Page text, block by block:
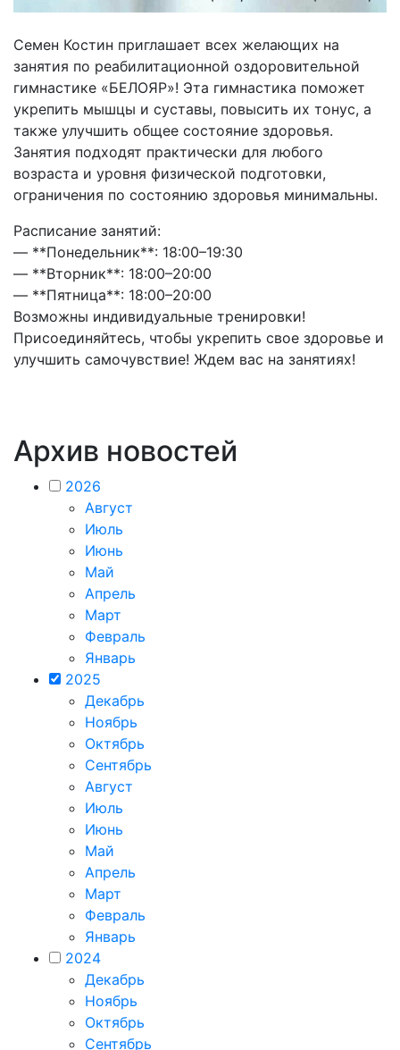
Семен Костин приглашает всех желающих на
занятия по реабилитационной оздоровительной
гимнастике «БЕЛОЯР»! Эта гимнастика поможет
укрепить мышцы и суставы, повысить их тонус, а
также улучшить общее состояние здоровья.
Занятия подходят практически для любого
возраста и уровня физической подготовки,
ограничения по состоянию здоровья минимальны.
Расписание занятий:
— **Понедельник**: 18:00–19:30
— **Вторник**: 18:00–20:00
— **Пятница**: 18:00–20:00
Возможны индивидуальные тренировки!
Присоединяйтесь, чтобы укрепить свое здоровье и
улучшить самочувствие! Ждем вас на занятиях!
Архив новостей
2026
Август
Июль
Июнь
Май
Апрель
Март
Февраль
Январь
2025
Декабрь
Ноябрь
Октябрь
Сентябрь
Август
Июль
Июнь
Май
Апрель
Март
Февраль
Январь
2024
Декабрь
Ноябрь
Октябрь
Сентябрь